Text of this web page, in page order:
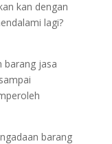
kan dengan
lagi?
barang jasa
barang